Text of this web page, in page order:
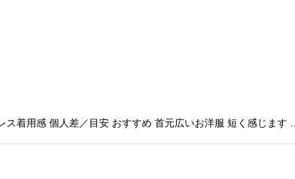
着用感 個人差／目安 おすすめ 首元広いお洋服 短く感じます …